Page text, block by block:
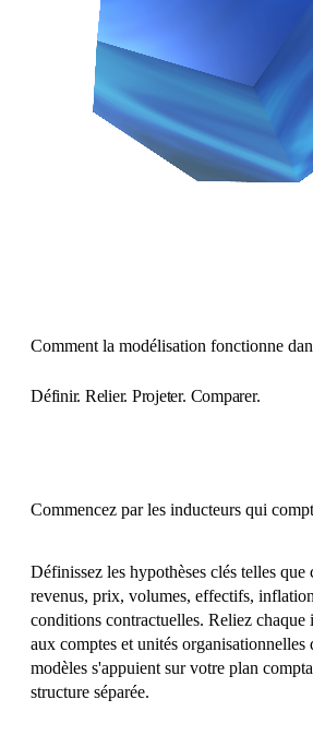
Comment la modélisation fonctionne
Définir. Relier. Projeter. Comparer.
Commencez par les inducteurs qui
Définissez les hypothèses clés telles que
revenus, prix, volumes, effectifs,
conditions contractuelles. Reliez chaque
aux comptes et unités
modèles s'appuient sur votre plan
structure séparée.